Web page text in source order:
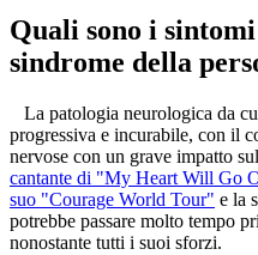
Quali sono i
sindrome della
La patologia neurologica da
progressiva e incurabile, con il
nervose con un grave impatto
cantante di "My Heart Will Go
suo "Courage World Tour" e la
potrebbe passare molto tempo
nonostante tutti i suoi sforzi.